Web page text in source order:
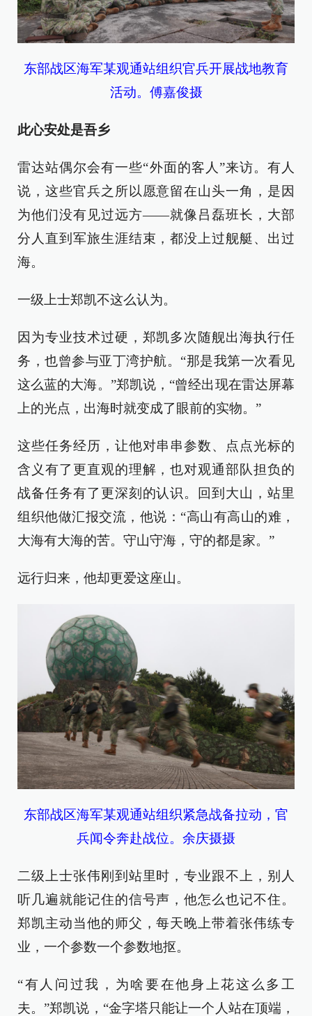
东部战区海军某观通站组织官兵开展战地教育
活动。傅嘉俊摄
此心安处是吾乡
雷达站偶尔会有一些“外面的客人”来访。有人
说，这些官兵之所以愿意留在山头一角，是因
为他们没有见过远方——就像吕磊班长，大部
分人直到军旅生涯结束，都没上过舰艇、出过
海。
一级上士郑凯不这么认为。
因为专业技术过硬，郑凯多次随舰出海执行任
务，也曾参与亚丁湾护航。“那是我第一次看见
这么蓝的大海。”郑凯说，“曾经出现在雷达屏幕
上的光点，出海时就变成了眼前的实物。”
这些任务经历，让他对串串参数、点点光标的
含义有了更直观的理解，也对观通部队担负的
战备任务有了更深刻的认识。回到大山，站里
组织他做汇报交流，他说：“高山有高山的难，
大海有大海的苦。守山守海，守的都是家。”
远行归来，他却更爱这座山。
东部战区海军某观通站组织紧急战备拉动，官
兵闻令奔赴战位。余庆摄摄
二级上士张伟刚到站里时，专业跟不上，别人
听几遍就能记住的信号声，他怎么也记不住。
郑凯主动当他的师父，每天晚上带着张伟练专
业，一个参数一个参数地抠。
“有人问过我，为啥要在他身上花这么多工
夫。”郑凯说，“金字塔只能让一个人站在顶端，